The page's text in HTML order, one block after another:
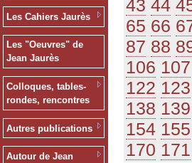
Les Cahiers Jaurès
Les "Oeuvres" de
Jean Jaurès
Colloques, tables-
rondes, rencontres
Autres publications
Autour de Jean
43 44
65 66
87 88
106 107
122 123
138 139
154 155
170 171